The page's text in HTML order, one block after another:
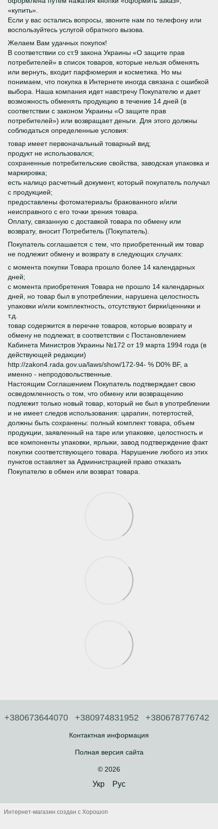
«купить».
Если у вас остались вопросы, звоните нам по телефону или
воспользуйтесь услугой обратного вызова.
Желаем Вам удачных покупок!
В соответствии со ст.9 закона Украины «О защите прав
потребителей» в список товаров, которые нельзя обменять
или вернуть, входит парфюмерия и косметика. Но мы
понимаем, что покупка в Интернете иногда связана с ошибкой
выбора. Наша компания идет навстречу Покупателю и дает
возможность обменять продукцию в течение 14 дней (в
соответствии с законом Украины «О защите прав
потребителей») или возвращает деньги. Для этого должны
соблюдаться определенные условия:
товар имеет первоначальный товарный вид;
продукт не использовался;
сохраненные потребительские свойства, заводская упаковка и
маркировка;
есть налицо расчетный документ, который покупатель получал
с продукцией;
предоставлены фотоматериалы бракованного и/или
неисправного с его точки зрения товара.
Оплату, связанную с доставкой товара по обмену или
возврату, вносит Потребитель (Покупатель).
Покупатель соглашается с тем, что приобретенный им товар
не подлежит обмену и возврату в следующих случаях:
с момента покупки Товара прошло более 14 календарных
дней;
с момента приобретения Товара не прошло 14 календарных
дней, но товар был в употреблении, нарушена целостность
упаковки и/или комплектность, отсутствуют бирки/ценники и
т.д.
товар содержится в перечне товаров, которые возврату и
обмену не подлежат, в соответствии с Постановлением
Кабинета Министров Украины №172 от 19 марта 1994 года (в
действующей редакции)
http://zakon4.rada.gov.ua/laws/show/172-94- % D0% BF, а
именно - непродовольственные.
Настоящим Соглашением Покупатель подтверждает свою
осведомленность о том, что обмену или возвращению
подлежит только новый товар, который не был в употреблении
и не имеет следов использования: царапин, потертостей,
должны быть сохранены: полный комплект товара, объем
продукции, заявленный на таре или упаковке, целостность и
все компоненты упаковки, ярлыки, завод подтверждение факт
покупки соответствующего товара. Нарушение любого из этих
пунктов оставляет за Администрацией право отказать
Покупателю в обмен или возврат товара.
+380673644070 +380974831952 +380678776742
Контактная информация
Полная версия сайта
© 2026
Укр Рус
Интернет-магазин создан с Хорошоп